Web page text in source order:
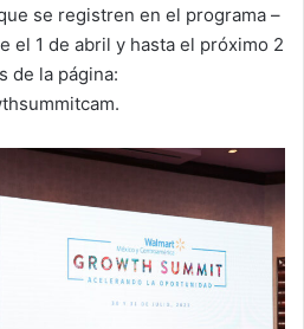
se registren en el programa –
el 1 de abril y hasta el próximo 2
de la página: